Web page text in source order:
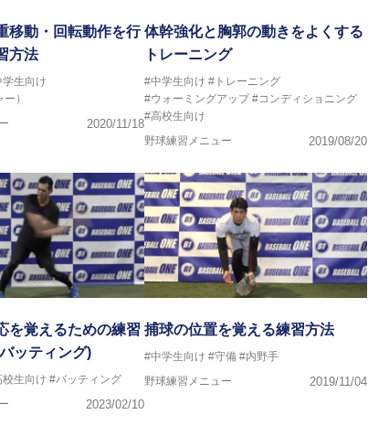
移動・回転動作を行
方法
学生向け
）
2020/11/18
体幹強化と胸郭の動きをよくする
トレーニング
#中学生向け #トレーニング
#ウォーミングアップ #コンディショニング
#高校生向け
野球練習メニュー
2019/08/20
を覚えるための練習
ッティング)
校生向け #バッティング
2023/02/10
捕球の位置を覚える練習方法
#中学生向け #守備 #内野手
野球練習メニュー
2019/11/04